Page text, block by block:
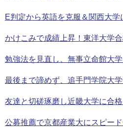
E判定から英語を克服＆関西大学
かけこみで成績上昇！東洋大学
勉強法を見直し、無事立命館大
最後まで諦めず、追手門学院大
友達と切磋琢磨し近畿大学に合格
公募推薦で京都産業大にスピー